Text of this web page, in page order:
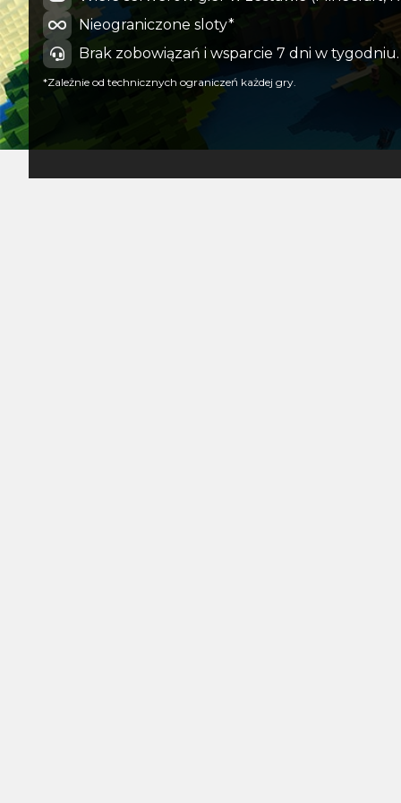
Nieograniczone sloty*
Brak zobowiązań i wsparcie 7 dni w tygodniu.
*Zależnie od technicznych ograniczeń każdej gry.